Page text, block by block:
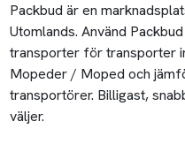
Packbud är en
Utomlands. Använd
transporter för transporter
Mopeder / Moped och
transportörer. Billigast,
väljer.